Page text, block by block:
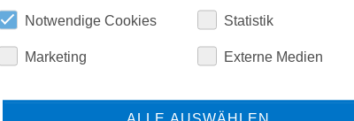
CARSTEN KAUL
Objekt- und
67316Carlsberg
Notwendige Cookies Statistik
Marketing Externe Medien
ALLE AUSWÄHLEN